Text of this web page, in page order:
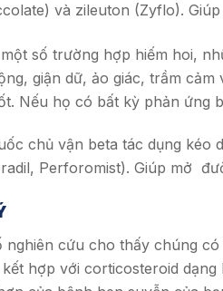
và zileuton (Zyflo).
số trường hợp hiếm hoi,
giận dữ, ảo giác, trầm
Nếu họ có bất kỳ phản ứng
chủ vận beta tác dụng kéo
Perforomist). Giúp mở
nghiên cứu cho thấy chúng
hợp với corticosteroid